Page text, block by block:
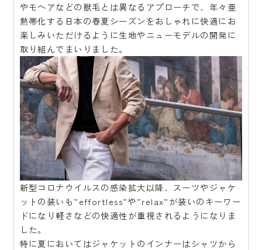
やモヘアなどの獣毛とは異なるアプローチで、年々亜
熱帯化する日本の春夏シーズンをおしゃれに快適にお
楽しみいただけるように生地やニューモデルの開発に
取り組んでまいりました。
新型コロナウイルスの感染拡大以降、スーツやジャケ
ットの装いも”effortless”や”relax”が装いのキーワー
ドになり軽さなどの快適性が重視されるようになりま
した。
特に夏においてはジャケットのインナーはシャツから